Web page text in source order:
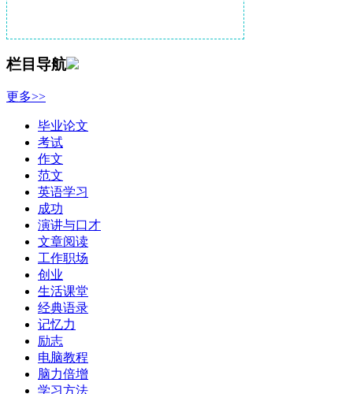
栏目导航
更多>>
毕业论文
考试
作文
范文
英语学习
成功
演讲与口才
文章阅读
工作职场
创业
生活课堂
经典语录
记忆力
励志
电脑教程
脑力倍增
学习方法